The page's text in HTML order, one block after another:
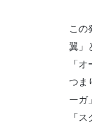
この
翼」
「
つま
ーガ
「